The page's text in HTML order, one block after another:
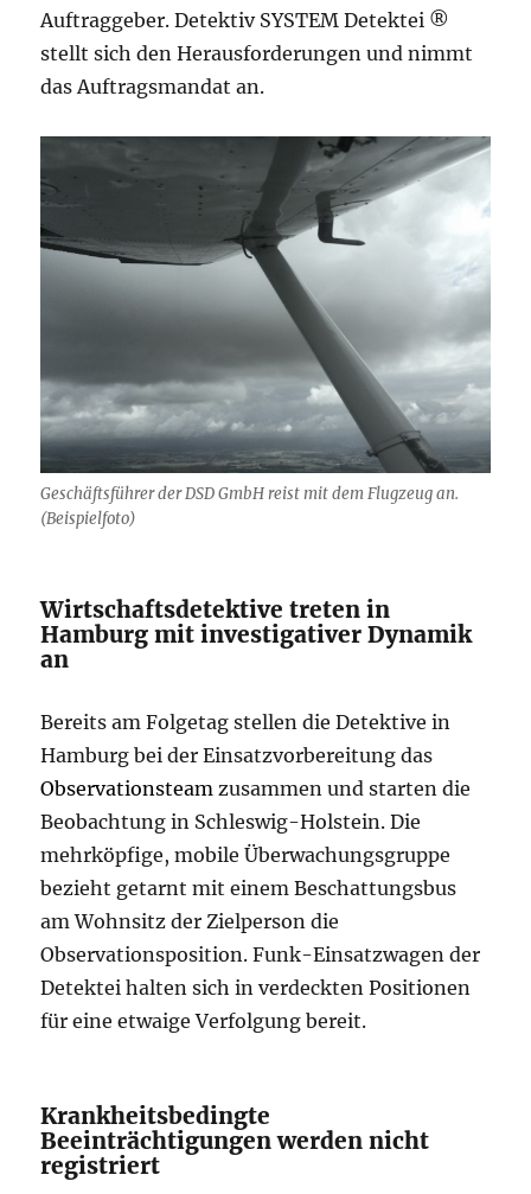
Auftraggeber. Detektiv SYSTEM Detektei ®
stellt sich den Herausforderungen und nimmt
das Auftragsmandat an.
Geschäftsführer der DSD GmbH reist mit dem Flugzeug an.
(Beispielfoto)
Wirtschaftsdetektive treten in
Hamburg mit investigativer Dynamik
an
Bereits am Folgetag stellen die Detektive in
Hamburg bei der Einsatzvorbereitung das
Observationsteam zusammen und starten die
Beobachtung in Schleswig-Holstein. Die
mehrköpfige, mobile Überwachungsgruppe
bezieht getarnt mit einem Beschattungsbus
am Wohnsitz der Zielperson die
Observationsposition. Funk-Einsatzwagen der
Detektei halten sich in verdeckten Positionen
für eine etwaige Verfolgung bereit.
Krankheitsbedingte
Beeinträchtigungen werden nicht
registriert